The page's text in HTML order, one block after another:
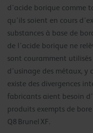
d’acide borique comme
qu’ils soient en cours
substances à base de
de l’acide borique ne
sont couramment
d’usinage des métaux, y
existe des divergences
fabricants aient besoin
produits exempts de
Q8 Brunel XF.